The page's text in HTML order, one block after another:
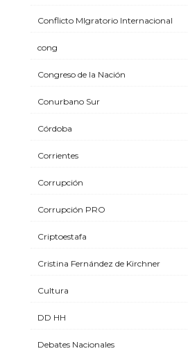
Conflicto MIgratorio Internacional
cong
Congreso de la Nación
Conurbano Sur
Córdoba
Corrientes
Corrupción
Corrupción PRO
Criptoestafa
Cristina Fernández de Kirchner
Cultura
DD HH
Debates Nacionales